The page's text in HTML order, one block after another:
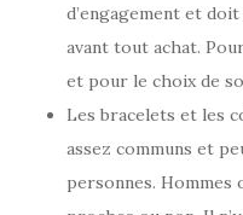
d’engagement et
avant tout achat.
et pour le choix de
Les bracelets et les
assez communs et
personnes. Hommes